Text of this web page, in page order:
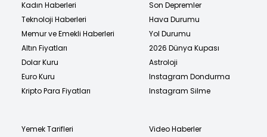
Kadın Haberleri
Teknoloji Haberleri
Memur ve Emekli Haberleri
Altın Fiyatları
Dolar Kuru
Euro Kuru
Kripto Para Fiyatları
Son Depremler
Hava Durumu
Yol Durumu
2026 Dünya Kupası
Astroloji
Instagram Dondurma
Instagram Silme
Yemek Tarifleri
Video Haberler